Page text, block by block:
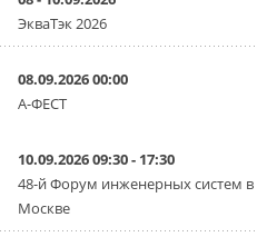
Москве Михаил Тимошенко посетил
Омск с трёхдневным рабочим визитом ...
31 ИЮЛЯ 2026
Carrier модернизирует
флагманский чиллер AquaEdge
работающую на хладагенте R1234ze ...
31 ИЮЛЯ 2026
Mitsubishi расширяет
ЭкваТэк 2026
08.09.2026 00:00
А-ФЕСТ
10.09.2026 09:30 - 17:30
48-й Форум инженерных систем в
Москве